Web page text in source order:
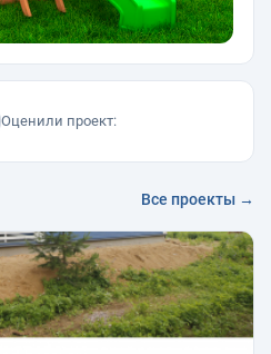
Оценили проект:
Все проекты →